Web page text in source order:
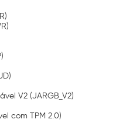
V2 (JARGB_V2)
com TPM 2.0)